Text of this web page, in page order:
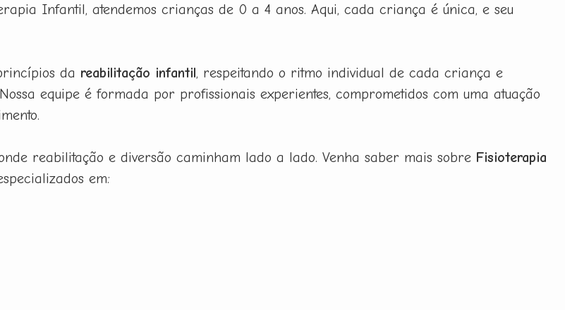
Infantil, atendemos crianças de 0 a 4 anos. Aqui, cada criança é única, e seu
da reabilitação infantil, respeitando o ritmo individual de cada criança e
equipe é formada por profissionais experientes, comprometidos com uma atuação
reabilitação e diversão caminham lado a lado. Venha saber mais sobre Fisioterapia
em: